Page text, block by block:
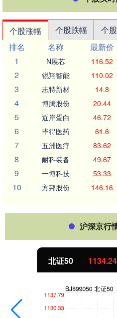
个股涨幅 个股跌幅 个
排名
名称 最新价
1
N展芯 116.52
2 锐翔智能 110.02
3 志特新材 14.8
4 博腾股份 20.44
5 近岸蛋白 46.72
6 毕得医药 61.6
7 五洲医疗 83.62
8 耐科装备 49.67
9 一博科技 53.33
10 方邦股份 146.16
沪深京行
北证50 1134.24